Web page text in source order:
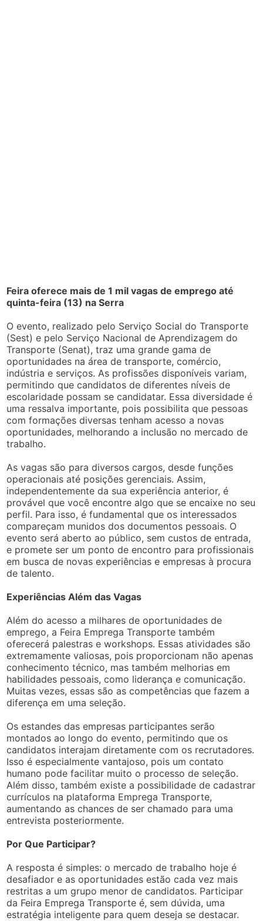
Feira oferece mais de 1 mil vagas de emprego até
quinta-feira (13) na Serra
O evento, realizado pelo Serviço Social do Transporte
(Sest) e pelo Serviço Nacional de Aprendizagem do
Transporte (Senat), traz uma grande gama de
oportunidades na área de transporte, comércio,
indústria e serviços. As profissões disponíveis variam,
permitindo que candidatos de diferentes níveis de
escolaridade possam se candidatar. Essa diversidade é
uma ressalva importante, pois possibilita que pessoas
com formações diversas tenham acesso a novas
oportunidades, melhorando a inclusão no mercado de
trabalho.
As vagas são para diversos cargos, desde funções
operacionais até posições gerenciais. Assim,
independentemente da sua experiência anterior, é
provável que você encontre algo que se encaixe no seu
perfil. Para isso, é fundamental que os interessados
compareçam munidos dos documentos pessoais. O
evento será aberto ao público, sem custos de entrada,
e promete ser um ponto de encontro para profissionais
em busca de novas experiências e empresas à procura
de talento.
Experiências Além das Vagas
Além do acesso a milhares de oportunidades de
emprego, a Feira Emprega Transporte também
oferecerá palestras e workshops. Essas atividades são
extremamente valiosas, pois proporcionam não apenas
conhecimento técnico, mas também melhorias em
habilidades pessoais, como liderança e comunicação.
Muitas vezes, essas são as competências que fazem a
diferença em uma seleção.
Os estandes das empresas participantes serão
montados ao longo do evento, permitindo que os
candidatos interajam diretamente com os recrutadores.
Isso é especialmente vantajoso, pois um contato
humano pode facilitar muito o processo de seleção.
Além disso, também existe a possibilidade de cadastrar
currículos na plataforma Emprega Transporte,
aumentando as chances de ser chamado para uma
entrevista posteriormente.
Por Que Participar?
A resposta é simples: o mercado de trabalho hoje é
desafiador e as oportunidades estão cada vez mais
restritas a um grupo menor de candidatos. Participar
da Feira Emprega Transporte é, sem dúvida, uma
estratégia inteligente para quem deseja se destacar.